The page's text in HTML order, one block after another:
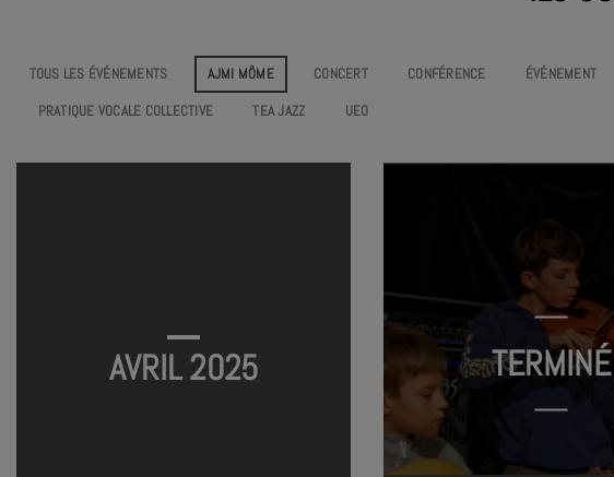
TOUS LES ÉVÉNEMENTS AJMI MÔME CONCERT CONFÉRENCE ÉVÉNEMENT
PRATIQUE VOCALE COLLECTIVE
TEA JAZZ UEO
AVRIL 2025 TERMINÉ